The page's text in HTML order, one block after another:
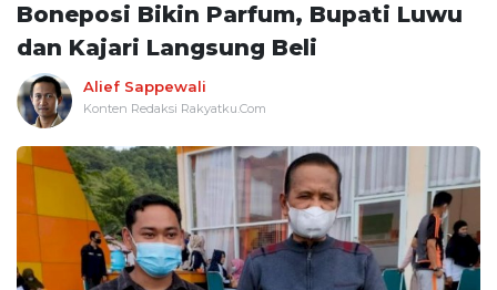
Boneposi Bikin Parfum, Bupati Luwu
dan Kajari Langsung Beli
Alief Sappewali
Konten Redaksi Rakyatku.Com